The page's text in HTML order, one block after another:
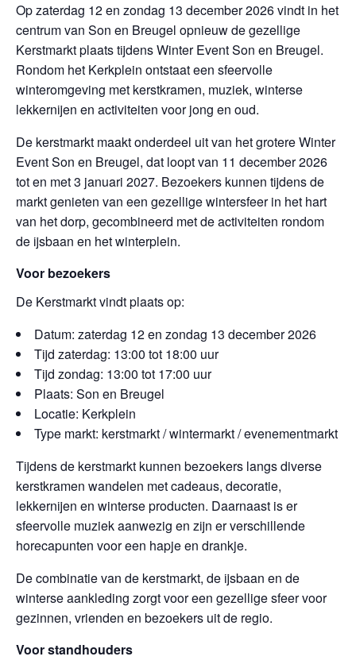
Op zaterdag 12 en zondag 13 december 2026 vindt in het
centrum van Son en Breugel opnieuw de gezellige
Kerstmarkt plaats tijdens Winter Event Son en Breugel.
Rondom het Kerkplein ontstaat een sfeervolle
winteromgeving met kerstkramen, muziek, winterse
lekkernijen en activiteiten voor jong en oud.
De kerstmarkt maakt onderdeel uit van het grotere Winter
Event Son en Breugel, dat loopt van 11 december 2026
tot en met 3 januari 2027. Bezoekers kunnen tijdens de
markt genieten van een gezellige wintersfeer in het hart
van het dorp, gecombineerd met de activiteiten rondom
de ijsbaan en het winterplein.
Voor bezoekers
De Kerstmarkt vindt plaats op:
Datum: zaterdag 12 en zondag 13 december 2026
Tijd zaterdag: 13:00 tot 18:00 uur
Tijd zondag: 13:00 tot 17:00 uur
Plaats: Son en Breugel
Locatie: Kerkplein
Type markt: kerstmarkt / wintermarkt / evenementmarkt
Tijdens de kerstmarkt kunnen bezoekers langs diverse
kerstkramen wandelen met cadeaus, decoratie,
lekkernijen en winterse producten. Daarnaast is er
sfeervolle muziek aanwezig en zijn er verschillende
horecapunten voor een hapje en drankje.
De combinatie van de kerstmarkt, de ijsbaan en de
winterse aankleding zorgt voor een gezellige sfeer voor
gezinnen, vrienden en bezoekers uit de regio.
Voor standhouders